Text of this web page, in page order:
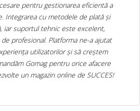
pentru gestionarea eficientă a
Integrarea cu metodele de plată și
iar suportul tehnic este excelent,
profesional. Platforma ne-a ajutat
utilizatorilor și să creștem
Gomag pentru orice afacere
un magazin online de SUCCES!